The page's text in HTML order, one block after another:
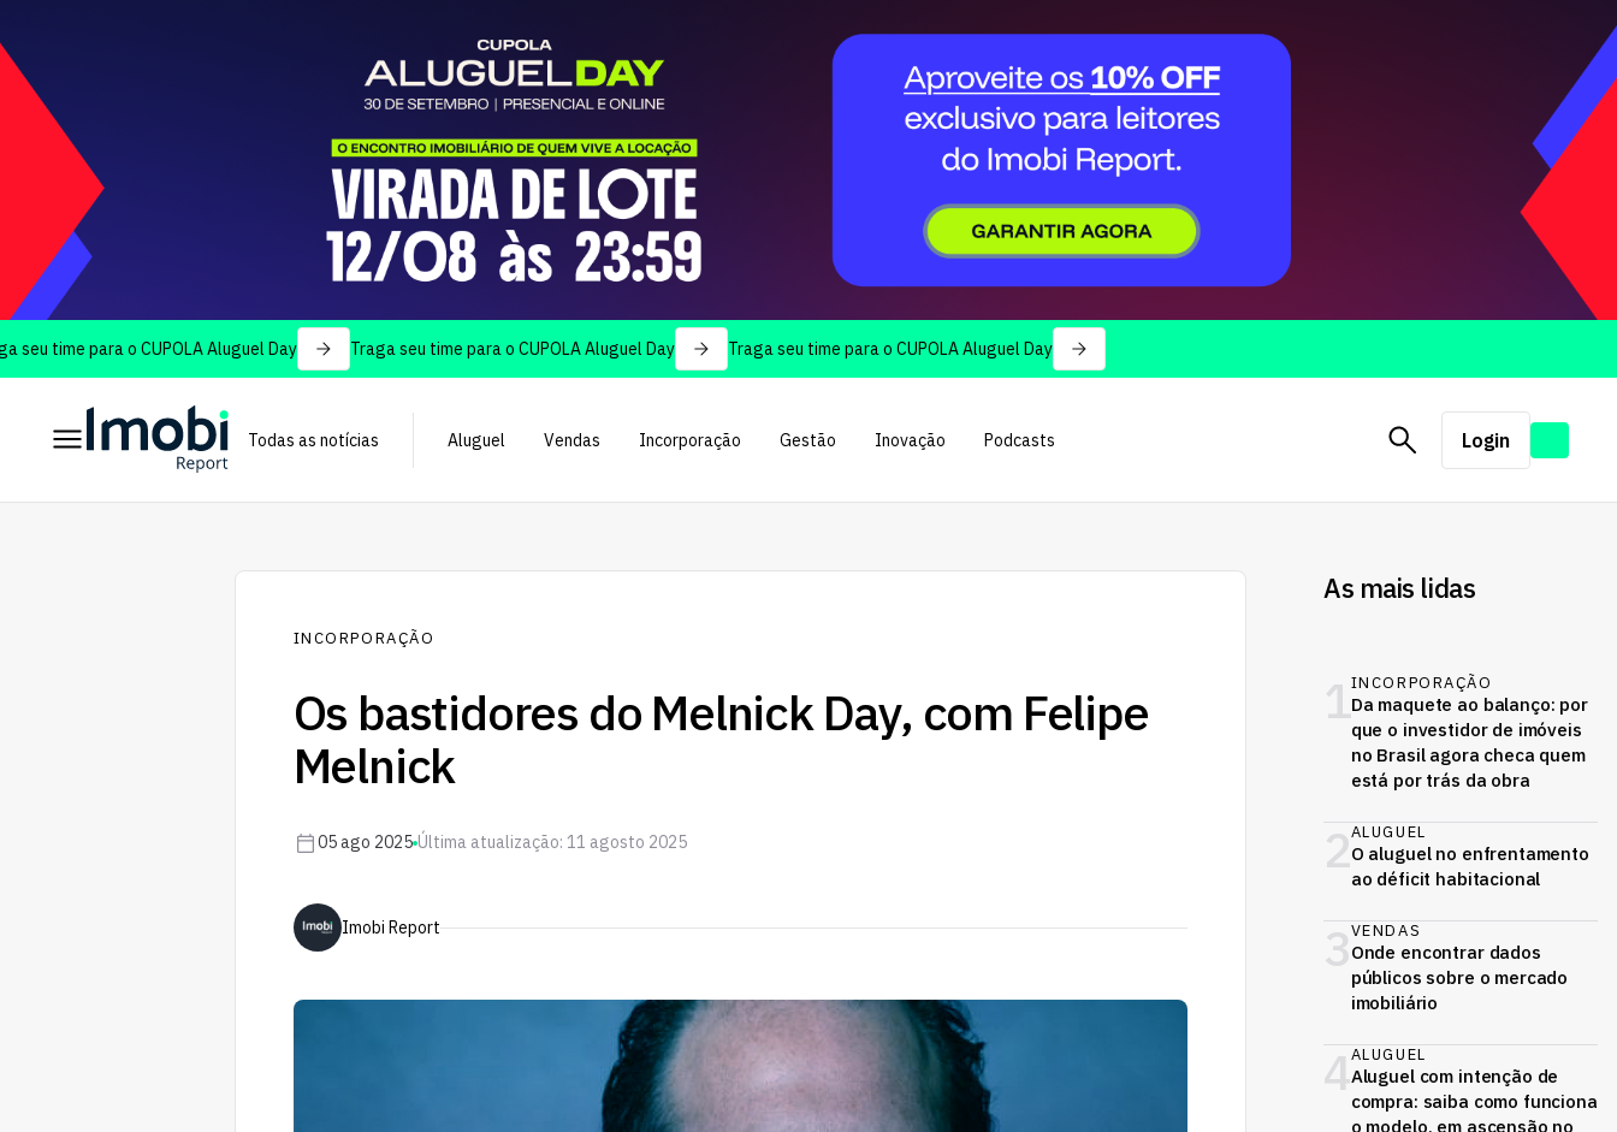
para o CUPOLA Aluguel Day Traga seu time para o CUPOLA Aluguel Day Traga seu time para o CUPOLA Aluguel Day
Todas as notícias Aluguel Vendas Incorporação Gestão Inovação Podcasts Login
INCORPORAÇÃO
Os bastidores do Melnick Day, com Felipe
Melnick
05 ago 2025 Última atualização: 11 agosto 2025
Imobi Report
As mais lidas
1INCORPORAÇÃO
Da maquete ao balanço: por
que o investidor de imóveis
no Brasil agora checa quem
está por trás da obra
2ALUGUEL
O aluguel no enfrentamento
ao déficit habitacional
3VENDAS
Onde encontrar dados
públicos sobre o mercado
imobiliário
4ALUGUEL
Aluguel com intenção de
compra: saiba como funciona
o modelo, em ascensão no